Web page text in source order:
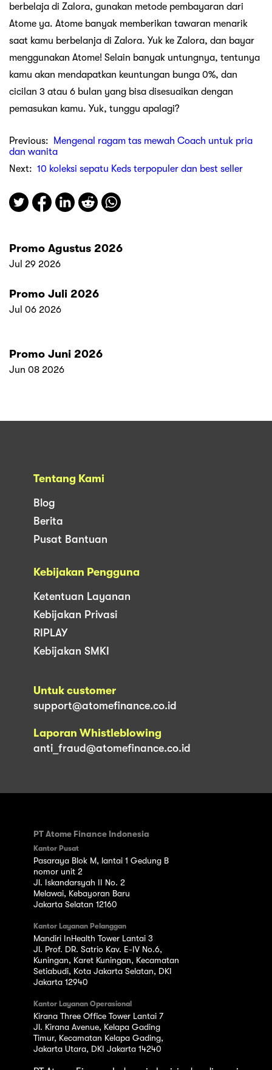
berbelaja di Zalora, gunakan metode pembayaran dari
Atome ya. Atome banyak memberikan tawaran menarik
saat kamu berbelanja di Zalora. Yuk ke Zalora, dan bayar
menggunakan Atome! Selain banyak untungnya, tentunya
kamu akan mendapatkan keuntungan bunga 0%, dan
cicilan 3 atau 6 bulan yang bisa disesuaikan dengan
pemasukan kamu. Yuk, tunggu apalagi?
Previous:
Mengenal ragam tas mewah Coach untuk pria
dan wanita
Next: 10 koleksi sepatu Keds terpopuler dan best seller
Promo Agustus 2026
Jul 29 2026
Promo Juli 2026
Jul 06 2026
Promo Juni 2026
Jun 08 2026
Tentang Kami
Blog
Berita
Pusat Bantuan
Kebijakan Pengguna
Ketentuan Layanan
Kebijakan Privasi
RIPLAY
Kebijakan SMKI
Untuk customer
support@atomefinance.co.id
Laporan Whistleblowing
anti_fraud@atomefinance.co.id
PT Atome Finance Indonesia
Kantor Pusat
Pasaraya Blok M, lantai 1 Gedung B
nomor unit 2
Jl. Iskandarsyah II No. 2
Melawai, Kebayoran Baru
Jakarta Selatan 12160
Kantor Layanan Pelanggan
Mandiri InHealth Tower Lantai 3
Jl. Prof. DR. Satrio Kav. E-IV No.6,
Kuningan, Karet Kuningan, Kecamatan
Setiabudi, Kota Jakarta Selatan, DKI
Jakarta 12940
Kantor Layanan Operasional
Kirana Three Office Tower Lantai 7
Jl. Kirana Avenue, Kelapa Gading
Timur, Kecamatan Kelapa Gading,
Jakarta Utara, DKI Jakarta 14240